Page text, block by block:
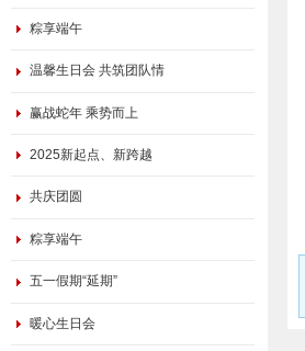
粽享端午
温馨生日会 共筑团队情
赢战蛇年 乘势而上
2025新起点、新跨越
共庆团圆
粽享端午
五一假期“延期”
暖心生日会